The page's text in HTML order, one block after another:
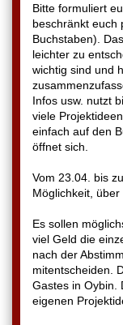
Bitte formuliert
beschränkt euch
Buchstaben).
leichter zu
wichtig sind und
Infos usw. nutzt
viele
einfach auf den
öffnet sich.
Vom 23.04. bis
Möglichkeit, über
Es sollen
viel Geld die
nach der
mitentscheiden.
Gastes in Oybin.
eigenen